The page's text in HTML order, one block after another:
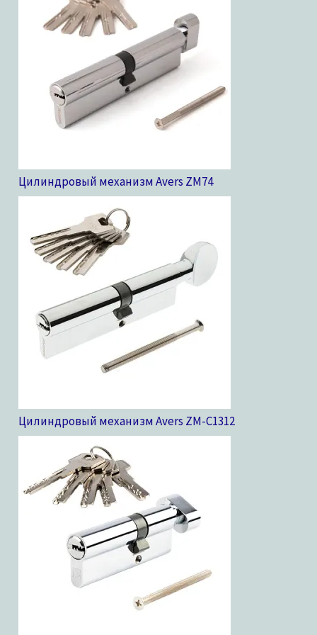
Цилиндровый механизм Avers ZM74
Цилиндровый механизм Avers ZM-C1312